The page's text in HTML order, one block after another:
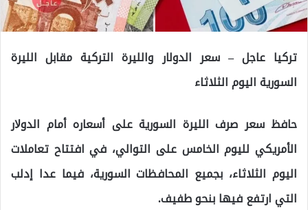
تركيا عاجل – سعر الدولار والليرة التركية مقابل الليرة
السورية اليوم الثلاثاء
حافظ سعر صرف الليرة السورية على أسعاره أمام الدوﻻر
الأمريكي لليوم الخامس على التوالي، في افتتاح تعاملات
اليوم الثلاثاء، بجميع المحافظات السورية، فيما عدا إدلب
التي ارتفع فيها بنحو طفيف.